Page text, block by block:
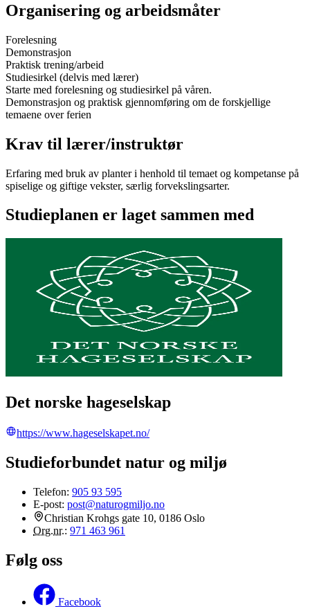
Organisering og arbeidsmåter
Forelesning
Demonstrasjon
Praktisk trening/arbeid
Studiesirkel (delvis med lærer)
Starte med forelesning og studiesirkel på våren.
Demonstrasjon og praktisk gjennomføring om de forskjellige
temaene over ferien
Krav til lærer/instruktør
Erfaring med bruk av planter i henhold til temaet og kompetanse på
spiselige og giftige vekster, særlig forvekslingsarter.
Studieplanen er laget sammen med
Det norske hageselskap
https://www.hageselskapet.no/
Studieforbundet natur og miljø
Telefon: 905 93 595
E-post: post@naturogmiljo.no
Christian Krohgs gate 10, 0186 Oslo
Org.nr.: 971 463 961
Følg oss
Facebook